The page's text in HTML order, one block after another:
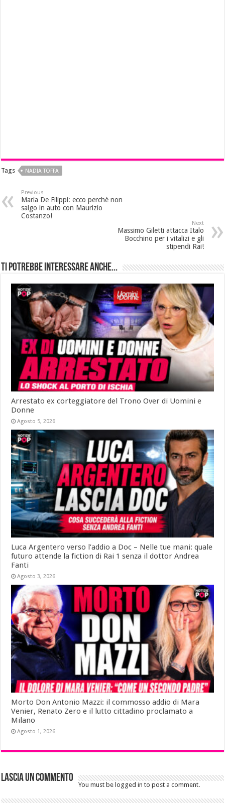
Tags NADIA TOFFA
Previous
Maria De Filippi: ecco perchè non
salgo in auto con Maurizio
Costanzo!
Next
Massimo Giletti attacca Italo
Bocchino per i vitalizi e gli
stipendi Rai!
Ti potrebbe interessare anche...
Arrestato ex corteggiatore del Trono Over di Uomini e
Donne
Agosto 5, 2026
Luca Argentero verso l’addio a Doc – Nelle tue mani: quale
futuro attende la fiction di Rai 1 senza il dottor Andrea
Fanti
Agosto 3, 2026
Morto Don Antonio Mazzi: il commosso addio di Mara
Venier, Renato Zero e il lutto cittadino proclamato a
Milano
Agosto 1, 2026
Lascia un commento
You must be logged in to post a comment.